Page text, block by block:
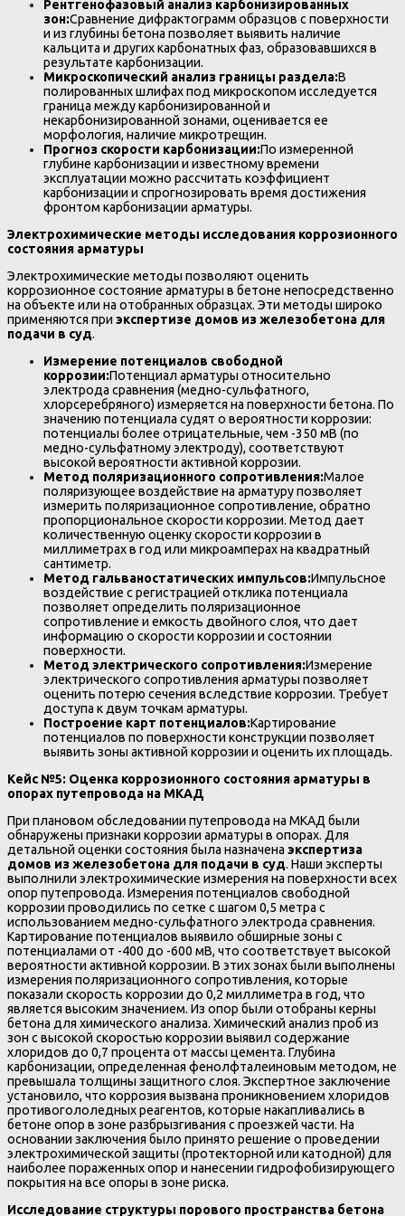
Рентгенофазовый анализ карбонизированных
зон:Сравнение дифрактограмм образцов с поверхности
и из глубины бетона позволяет выявить наличие
кальцита и других карбонатных фаз, образовавшихся в
результате карбонизации.
Микроскопический анализ границы раздела:В
полированных шлифах под микроскопом исследуется
граница между карбонизированной и
некарбонизированной зонами, оценивается ее
морфология, наличие микротрещин.
Прогноз скорости карбонизации:По измеренной
глубине карбонизации и известному времени
эксплуатации можно рассчитать коэффициент
карбонизации и спрогнозировать время достижения
фронтом карбонизации арматуры.
Электрохимические методы исследования коррозионного
состояния арматуры
Электрохимические методы позволяют оценить
коррозионное состояние арматуры в бетоне непосредственно
на объекте или на отобранных образцах. Эти методы широко
применяются при экспертизе домов из железобетона для
подачи в суд.
Измерение потенциалов свободной
коррозии:Потенциал арматуры относительно
электрода сравнения (медно-сульфатного,
хлорсеребряного) измеряется на поверхности бетона. По
значению потенциала судят о вероятности коррозии:
потенциалы более отрицательные, чем -350 мВ (по
медно-сульфатному электроду), соответствуют
высокой вероятности активной коррозии.
Метод поляризационного сопротивления:Малое
поляризующее воздействие на арматуру позволяет
измерить поляризационное сопротивление, обратно
пропорциональное скорости коррозии. Метод дает
количественную оценку скорости коррозии в
миллиметрах в год или микроамперах на квадратный
сантиметр.
Метод гальваностатических импульсов:Импульсное
воздействие с регистрацией отклика потенциала
позволяет определить поляризационное
сопротивление и емкость двойного слоя, что дает
информацию о скорости коррозии и состоянии
поверхности.
Метод электрического сопротивления:Измерение
электрического сопротивления арматуры позволяет
оценить потерю сечения вследствие коррозии. Требует
доступа к двум точкам арматуры.
Построение карт потенциалов:Картирование
потенциалов по поверхности конструкции позволяет
выявить зоны активной коррозии и оценить их площадь.
Кейс №5: Оценка коррозионного состояния арматуры в
опорах путепровода на МКАД
При плановом обследовании путепровода на МКАД были
обнаружены признаки коррозии арматуры в опорах. Для
детальной оценки состояния была назначена экспертиза
домов из железобетона для подачи в суд. Наши эксперты
выполнили электрохимические измерения на поверхности всех
опор путепровода. Измерения потенциалов свободной
коррозии проводились по сетке с шагом 0,5 метра с
использованием медно-сульфатного электрода сравнения.
Картирование потенциалов выявило обширные зоны с
потенциалами от -400 до -600 мВ, что соответствует высокой
вероятности активной коррозии. В этих зонах были выполнены
измерения поляризационного сопротивления, которые
показали скорость коррозии до 0,2 миллиметра в год, что
является высоким значением. Из опор были отобраны керны
бетона для химического анализа. Химический анализ проб из
зон с высокой скоростью коррозии выявил содержание
хлоридов до 0,7 процента от массы цемента. Глубина
карбонизации, определенная фенолфталеиновым методом, не
превышала толщины защитного слоя. Экспертное заключение
установило, что коррозия вызвана проникновением хлоридов
противогололедных реагентов, которые накапливались в
бетоне опор в зоне разбрызгивания с проезжей части. На
основании заключения было принято решение о проведении
электрохимической защиты (протекторной или катодной) для
наиболее пораженных опор и нанесении гидрофобизирующего
покрытия на все опоры в зоне риска.
Исследование структуры порового пространства бетона